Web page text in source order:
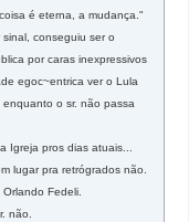
é eterna, a mudança."
conseguiu ser o
por caras inexpressivos
egoc~entrica ver o Lula
o sr. não passa
Igreja pros dias atuais...
lugar pra retrógrados não.
Fedeli.
não.